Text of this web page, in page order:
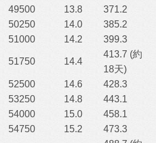
49500 13.8
371.2
50250 14.0
385.2
51000 14.2
399.3
51750 14.4
413.7 (約
18天)
52500 14.6
428.3
53250 14.8
443.1
54000 15.0
458.1
54750 15.2
473.3